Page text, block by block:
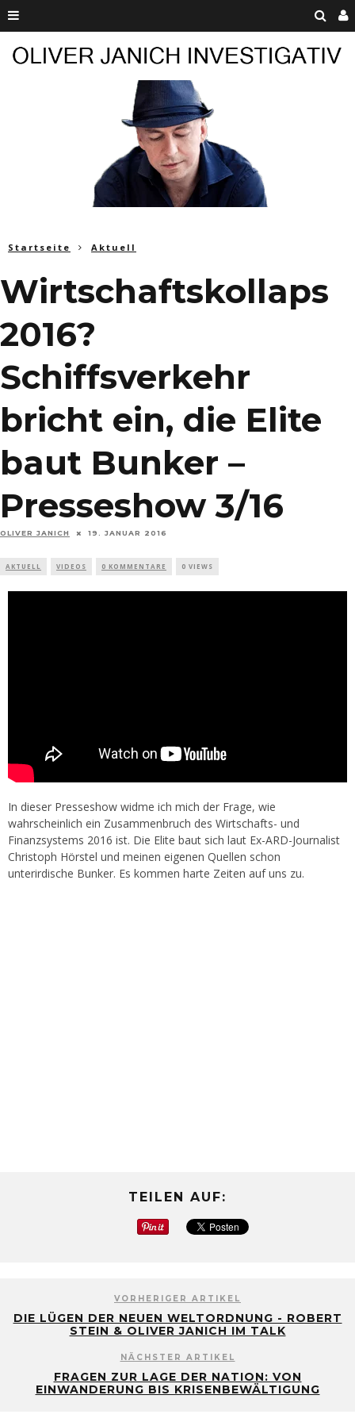
Startseite Aktuell
Wirtschaftskollaps
2016?
Schiffsverkehr
bricht ein, die Elite
baut Bunker –
Presseshow 3/16
OLIVER JANICH 19. JANUAR 2016
AKTUELL VIDEOS 0 KOMMENTARE 0 VIEWS
In dieser Presseshow widme ich mich der Frage, wie
wahrscheinlich ein Zusammenbruch des Wirtschafts- und
Finanzsystems 2016 ist. Die Elite baut sich laut Ex-ARD-Journalist
Christoph Hörstel und meinen eigenen Quellen schon
unterirdische Bunker. Es kommen harte Zeiten auf uns zu.
TEILEN AUF:
VORHERIGER ARTIKEL
DIE LÜGEN DER NEUEN WELTORDNUNG - ROBERT
STEIN & OLIVER JANICH IM TALK
NÄCHSTER ARTIKEL
FRAGEN ZUR LAGE DER NATION: VON
EINWANDERUNG BIS KRISENBEWÄLTIGUNG